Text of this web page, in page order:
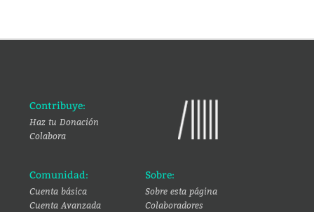
Contribuye:
Haz tu Donación
Colabora
Comunidad:
Cuenta básica
Cuenta Avanzada
Sobre:
Sobre esta página
Colaboradores